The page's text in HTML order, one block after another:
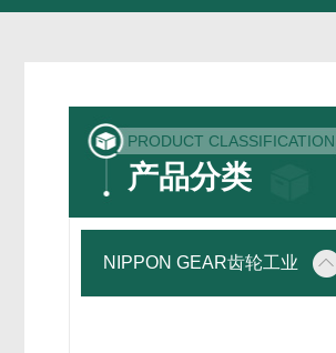
PRODUCT CLASSIFICATION
产品分类
NIPPON GEAR齿轮工业